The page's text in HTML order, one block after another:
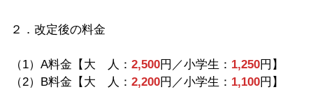
２．改定後の料金
（1）A料金【大 人： 2,500円／小学生： 1,250円】
（2）B料金【大 人： 2,200円／小学生： 1,100円】